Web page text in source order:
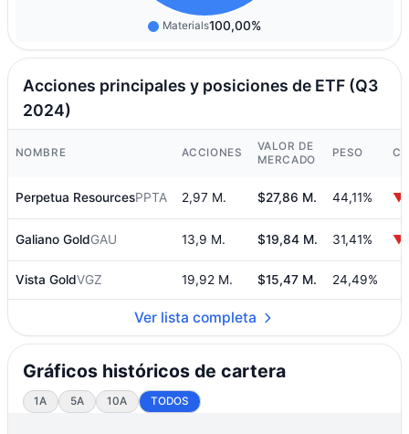
Materials100,00%
Acciones principales y posiciones de ETF (Q3
2024)
NOMBRE ACCIONES
VALOR DE
MERCADO
PESO
Perpetua ResourcesPPTA 2,97 M. $27,86 M. 44,11% ▼
Galiano GoldGAU 13,9 M. $19,84 M. 31,41% ▼
Vista GoldVGZ 19,92 M. $15,47 M. 24,49%
Ver lista completa
Gráficos históricos de cartera
1A 5A 10A TODOS